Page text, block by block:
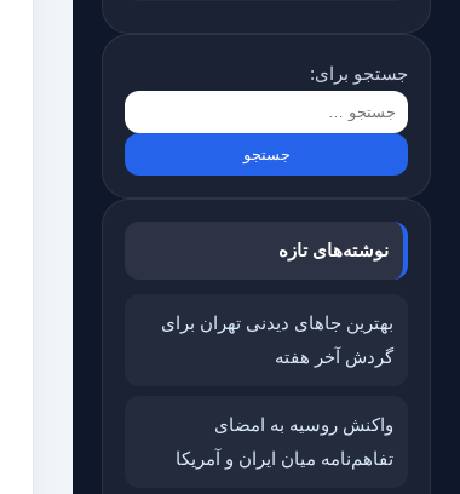
جستجو برای:
نوشته‌های تازه
بهترین جاهای دیدنی تهران برای
گردش آخر هفته
واکنش روسیه به امضای
تفاهم‌نامه میان ایران و آمریکا